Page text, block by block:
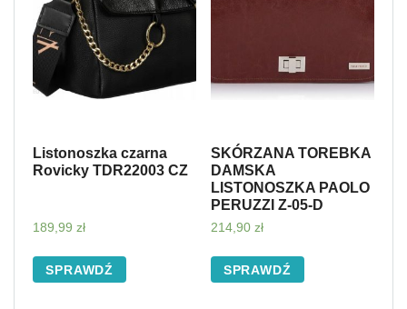
Listonoszka czarna
Rovicky TDR22003 CZ
189,99 zł
SPRAWDŹ
SKÓRZANA TOREBKA
DAMSKA
LISTONOSZKA PAOLO
PERUZZI Z-05-D
214,90 zł
SPRAWDŹ